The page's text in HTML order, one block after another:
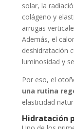
solar, la
colágeno y
arrugas
Además, el
deshidratación
luminosidad y
Por eso, el
una rutina
elasticidad
Hidratación